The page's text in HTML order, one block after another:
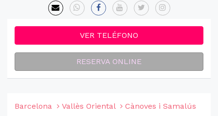
VER TELÉFONO
RESERVA ONLINE
Barcelona Vallès Oriental Cànoves i Samalús